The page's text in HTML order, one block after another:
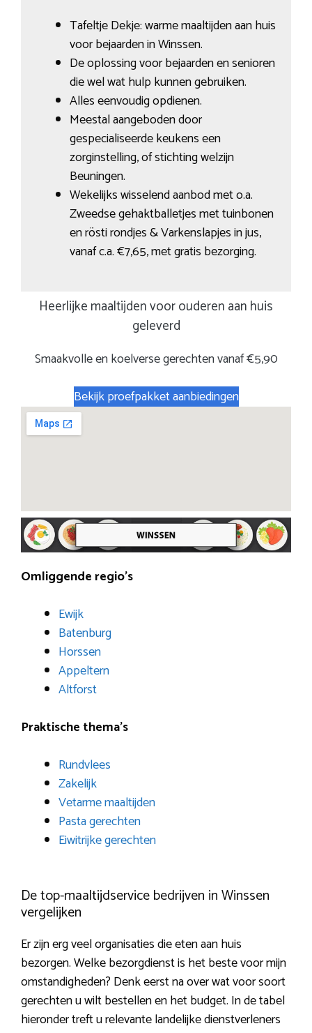
Tafeltje Dekje: warme maaltijden aan huis
voor bejaarden in Winssen.
De oplossing voor bejaarden en senioren
die wel wat hulp kunnen gebruiken.
Alles eenvoudig opdienen.
Meestal aangeboden door
gespecialiseerde keukens een
zorginstelling, of stichting welzijn
Beuningen.
Wekelijks wisselend aanbod met o.a.
Zweedse gehaktballetjes met tuinbonen
en rösti rondjes & Varkenslapjes in jus,
vanaf c.a. €7,65, met gratis bezorging.
Heerlijke maaltijden voor ouderen aan huis
geleverd
Smaakvolle en koelverse gerechten vanaf €5,90
Bekijk proefpakket aanbiedingen
Omliggende regio’s
Ewijk
Batenburg
Horssen
Appeltern
Altforst
Praktische thema’s
Rundvlees
Zakelijk
Vetarme maaltijden
Pasta gerechten
Eiwitrijke gerechten
De top-maaltijdservice bedrijven in Winssen
vergelijken
Er zijn erg veel organisaties die eten aan huis
bezorgen. Welke bezorgdienst is het beste voor mijn
omstandigheden? Denk eerst na over wat voor soort
gerechten u wilt bestellen en het budget. In de tabel
hieronder treft u relevante landelijke dienstverleners